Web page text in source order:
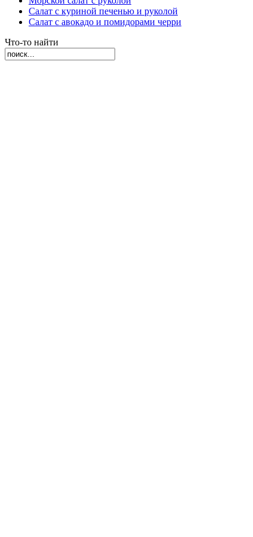
Салат с куриной печенью и руколой
Салат с авокадо и помидорами черри
Что-то найти